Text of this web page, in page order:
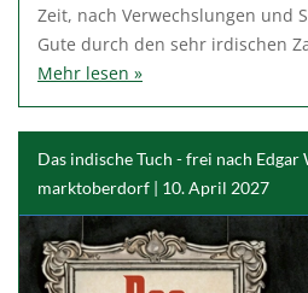
Zeit, nach Verwechslungen und
Gute durch den sehr irdischen
Mehr lesen »
Das indische Tuch - frei nach Edgar
marktoberdorf | 10. April 2027